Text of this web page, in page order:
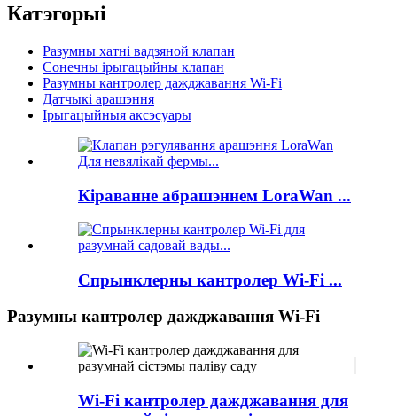
Катэгорыі
Разумны хатні вадзяной клапан
Сонечны ірыгацыйны клапан
Разумны кантролер дажджавання Wi-Fi
Датчыкі арашэння
Ірыгацыйныя аксэсуары
Кіраванне абрашэннем LoraWan ...
Спрынклерны кантролер Wi-Fi ...
Разумны кантролер дажджавання Wi-Fi
Wi-Fi кантролер дажджавання для